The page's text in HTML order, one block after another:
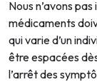
Nous n’avons
médicaments
qui varie d’un
être espacées
l’arrêt des